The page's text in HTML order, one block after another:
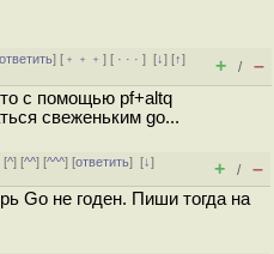
ответить] [ ﹢﹢﹢] [ · · ·][↓] [↑]
+ / –
с помощью pf+altq
свеженьким go...
[^] [^^] [^^^] [ответить][↓]
+ / –
Go не годен. Пиши тогда на